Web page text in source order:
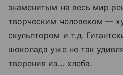
знаменитым на весь мир
творческим человеком —
скульптором и т.д.
шоколада уже не так
творения из… хлеба.